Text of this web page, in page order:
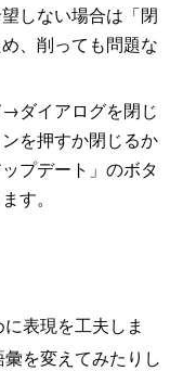
しない場合は「閉
、削っても問題な
→ダイアログを閉じ
を押すか閉じるか
プデート」のボタ
す。
表現を工夫しま
を変えてみたりし